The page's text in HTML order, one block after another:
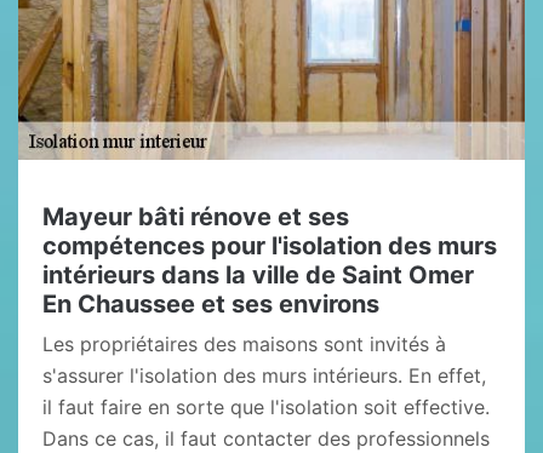
Mayeur bâti rénove et ses
compétences pour l'isolation des murs
intérieurs dans la ville de Saint Omer
En Chaussee et ses environs
Les propriétaires des maisons sont invités à
s'assurer l'isolation des murs intérieurs. En effet,
il faut faire en sorte que l'isolation soit effective.
Dans ce cas, il faut contacter des professionnels